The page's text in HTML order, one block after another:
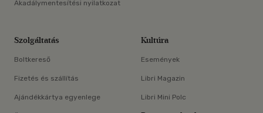
Akadálymentesítési nyilatkozat
Szolgáltatás
Boltkereső
Fizetés és szállítás
Ajándékkártya egyenlege
Kultúra
Események
Libri Magazin
Libri Mini Polc